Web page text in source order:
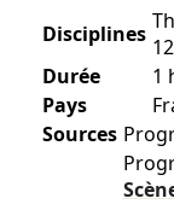
Disciplines
Durée
1
Pays
Sources